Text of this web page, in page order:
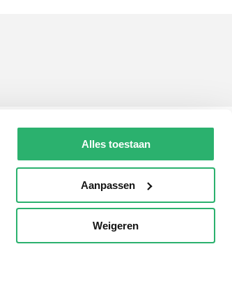
Alles toestaan
Aanpassen
Weigeren
AVI lezen
Kinderboekenweek
Boekenbon